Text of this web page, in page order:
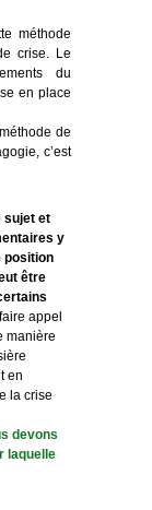
méthode
crise. Le
du
en place
de
c’est
sujet et
y
position
être
appel
manière
en
la crise
devons
laquelle